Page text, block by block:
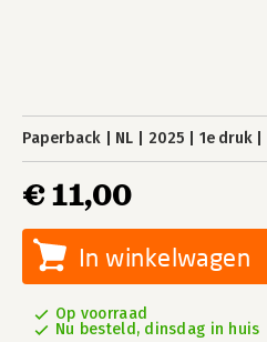
Paperback NL 2025 1e druk
€ 11,00
In winkelwagen
Op voorraad
Nu besteld, dinsdag in huis